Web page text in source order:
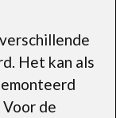
Het kan als
de